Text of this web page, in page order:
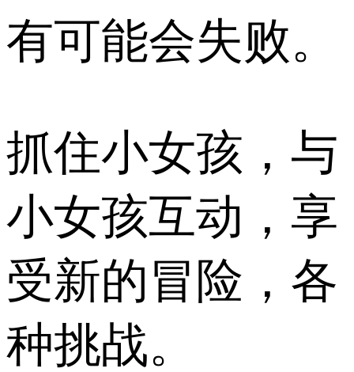
有可能会失败。
抓住小女孩，与
小女孩互动，享
受新的冒险，各
种挑战。